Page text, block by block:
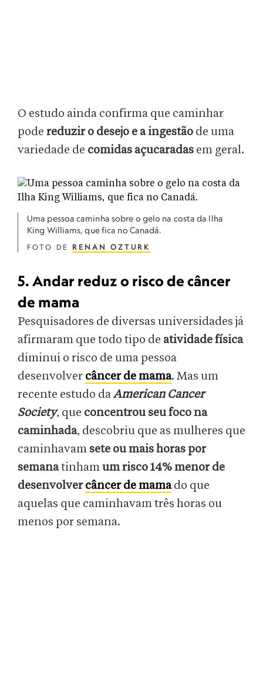
O estudo ainda confirma que caminhar
pode reduzir o desejo e a ingestão de uma
variedade de comidas açucaradas em geral.
Uma pessoa caminha sobre o gelo na costa da Ilha
King Williams, que fica no Canadá.
FOTO DE RENAN OZTURK
5. Andar reduz o risco de câncer
de mama
Pesquisadores de diversas universidades já
afirmaram que todo tipo de atividade física
diminui o risco de uma pessoa
desenvolver câncer de mama. Mas um
recente estudo daAmerican Cancer
Society, que concentrou seu foco na
caminhada, descobriu que as mulheres que
caminhavam sete ou mais horas por
semanatinhamum risco 14% menor de
desenvolvercâncer de mamado que
aquelas que caminhavam três horas ou
menos por semana.